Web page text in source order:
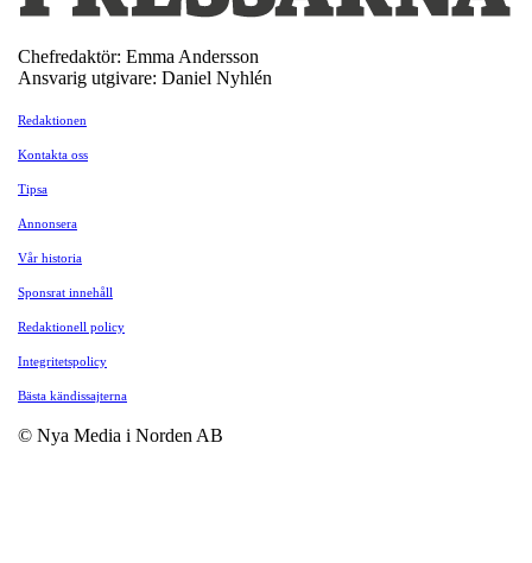
Chefredaktör: Emma Andersson
Ansvarig utgivare: Daniel Nyhlén
Redaktionen
Kontakta oss
Tipsa
Annonsera
Vår historia
Sponsrat innehåll
Redaktionell policy
Integritetspolicy
Bästa kändissajterna
© Nya Media i Norden AB